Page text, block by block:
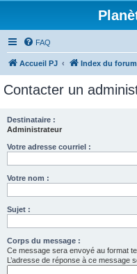
FAQ
Accueil PJ Index du forum
Contacter un
Destinataire :
Administrateur
Votre adresse courriel :
Votre nom :
Sujet :
Corps du message :
Ce message sera envoyé au format
L’adresse de réponse à ce message